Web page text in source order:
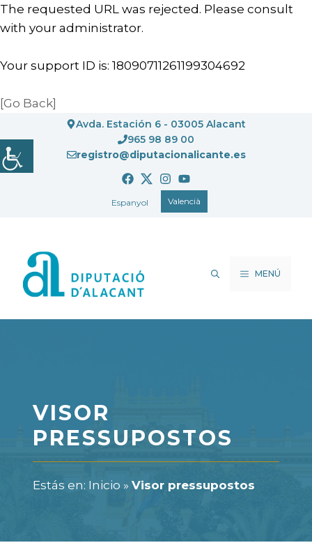
The requested URL was rejected. Please consult
with your administrator.
Your support ID is: 18090711261199304692
[Go Back]
al
contingut
Avda. Estación 6 - 03005 Alacant
965 98 89 00
registro@diputacionalicante.es
Espanyol Valencià
MENÚ
VISOR
PRESSUPOSTOS
Estás en: Inicio » Visor pressupostos